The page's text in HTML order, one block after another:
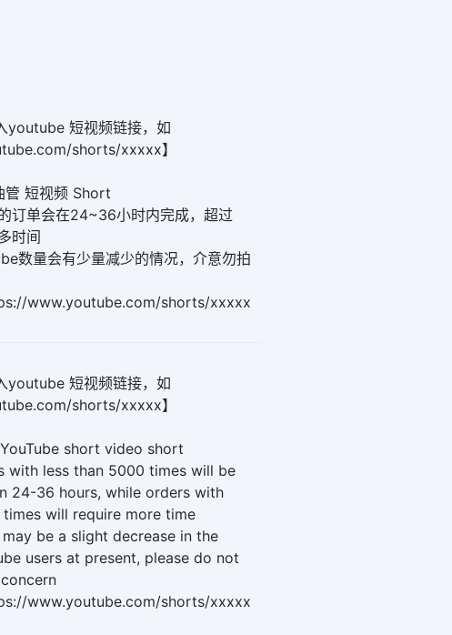
youtube 短视频链接，如
shorts/xxxxx】
短视频 Short
订单会在24~36小时内完成，超过
时间
数量会有少量减少的情况，介意勿拍
www.youtube.com/shorts/xxxxx
youtube 短视频链接，如
shorts/xxxxx】
short video short
with less than 5000 times will be
24-36 hours, while orders with
will require more time
be a slight decrease in the
users at present, please do not
www.youtube.com/shorts/xxxxx